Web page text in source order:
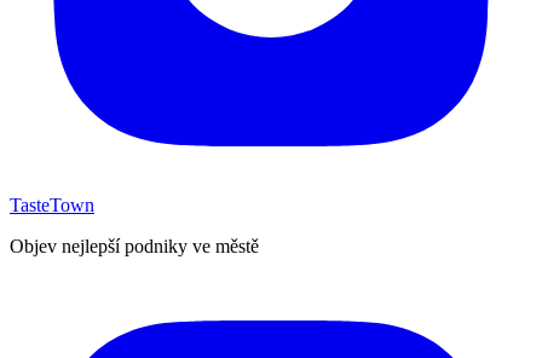
TasteTown
Objev nejlepší podniky ve městě